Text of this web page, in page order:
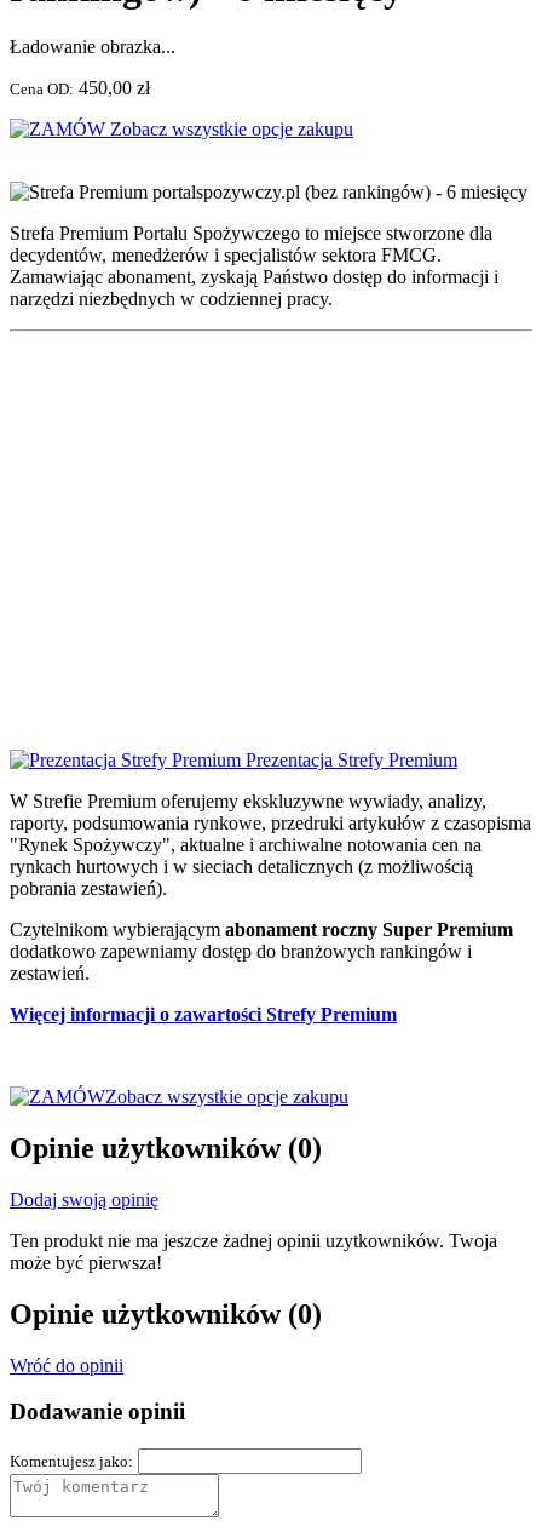
Ładowanie obrazka...
Cena OD: 450,00 zł
Zobacz wszystkie opcje zakupu
Strefa Premium Portalu Spożywczego to miejsce stworzone dla
decydentów, menedżerów i specjalistów sektora FMCG.
Zamawiając abonament, zyskają Państwo dostęp do informacji i
narzędzi niezbędnych w codziennej pracy.
Prezentacja Strefy Premium
W Strefie Premium oferujemy ekskluzywne wywiady, analizy,
raporty, podsumowania rynkowe, przedruki artykułów z czasopisma
"Rynek Spożywczy", aktualne i archiwalne notowania cen na
rynkach hurtowych i w sieciach detalicznych (z możliwością
pobrania zestawień).
Czytelnikom wybierającym abonament roczny Super Premium
dodatkowo zapewniamy dostęp do branżowych rankingów i
zestawień.
Więcej informacji o zawartości Strefy Premium
Zobacz wszystkie opcje zakupu
Opinie użytkowników (0)
Dodaj swoją opinię
Ten produkt nie ma jeszcze żadnej opinii uzytkowników. Twoja
może być pierwsza!
Opinie użytkowników (0)
Wróć do opinii
Dodawanie opinii
Komentujesz jako: